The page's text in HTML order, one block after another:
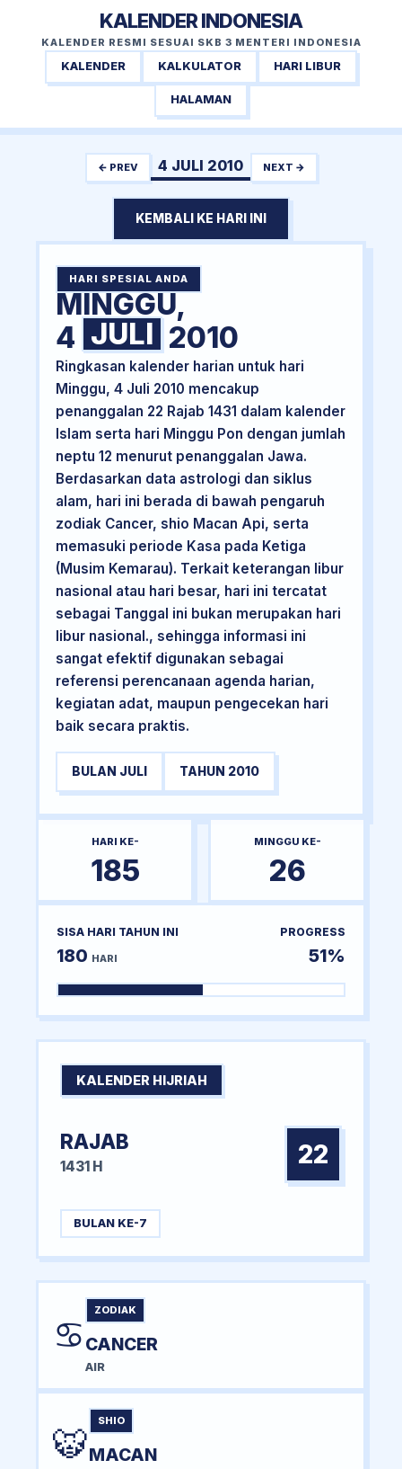
KALENDER INDONESIA
KALENDER RESMI SESUAI SKB 3 MENTERI INDONESIA
KALENDER KALKULATOR HARI LIBUR
HALAMAN
← PREV 4 JULI 2010 NEXT →
KEMBALI KE HARI INI
HARI SPESIAL ANDA
MINGGU,
4 JULI 2010
Ringkasan kalender harian untuk hari
Minggu, 4 Juli 2010 mencakup
penanggalan 22 Rajab 1431 dalam kalender
Islam serta hari Minggu Pon dengan jumlah
neptu 12 menurut penanggalan Jawa.
Berdasarkan data astrologi dan siklus
alam, hari ini berada di bawah pengaruh
zodiak Cancer, shio Macan Api, serta
memasuki periode Kasa pada Ketiga
(Musim Kemarau). Terkait keterangan libur
nasional atau hari besar, hari ini tercatat
sebagai Tanggal ini bukan merupakan hari
libur nasional., sehingga informasi ini
sangat efektif digunakan sebagai
referensi perencanaan agenda harian,
kegiatan adat, maupun pengecekan hari
baik secara praktis.
BULAN JULI TAHUN 2010
HARI KE-
185
MINGGU KE-
26
SISA HARI TAHUN INI
180 HARI
PROGRESS
51%
KALENDER HIJRIAH
RAJAB
1431 H 22
BULAN KE-7
♋
ZODIAK
CANCER
AIR
🐯
SHIO
MACAN